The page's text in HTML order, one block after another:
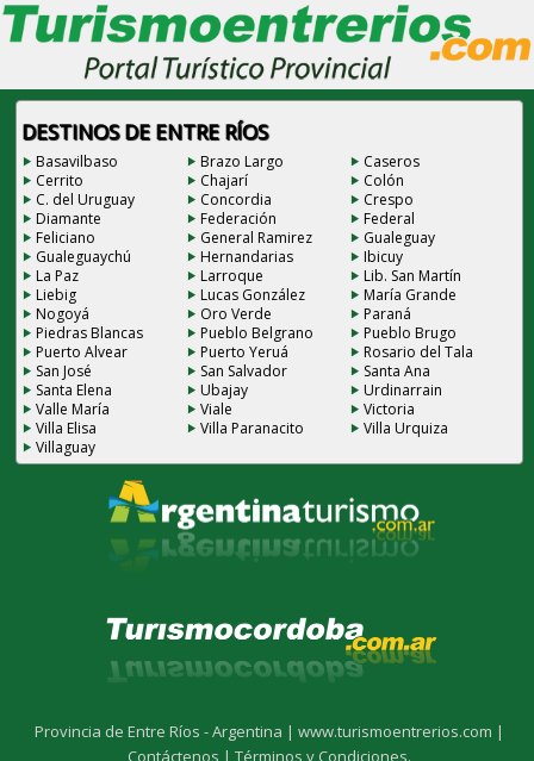
DESTINOS DE ENTRE RÍOS
Basavilbaso Brazo Largo
Caseros
Cerrito
Chajarí
Colón
C. del Uruguay
Concordia
Crespo
Diamante
Federación
Federal
Feliciano
General Ramirez
Gualeguay
Gualeguaychú
Hernandarias
Ibicuy
La Paz
Larroque
Lib. San Martín
Liebig
Lucas González
María Grande
Nogoyá
Oro Verde
Paraná
Piedras Blancas
Pueblo Belgrano
Pueblo Brugo
Puerto Alvear
Puerto Yeruá
Rosario del Tala
San José
San Salvador
Santa Ana
Santa Elena
Ubajay
Urdinarrain
Valle María
Viale
Victoria
Villa Elisa
Villa Paranacito
Villa Urquiza
Villaguay
Provincia de Entre Ríos - Argentina |www.turismoentrerios.com |
Contáctenos |Términos y Condiciones.